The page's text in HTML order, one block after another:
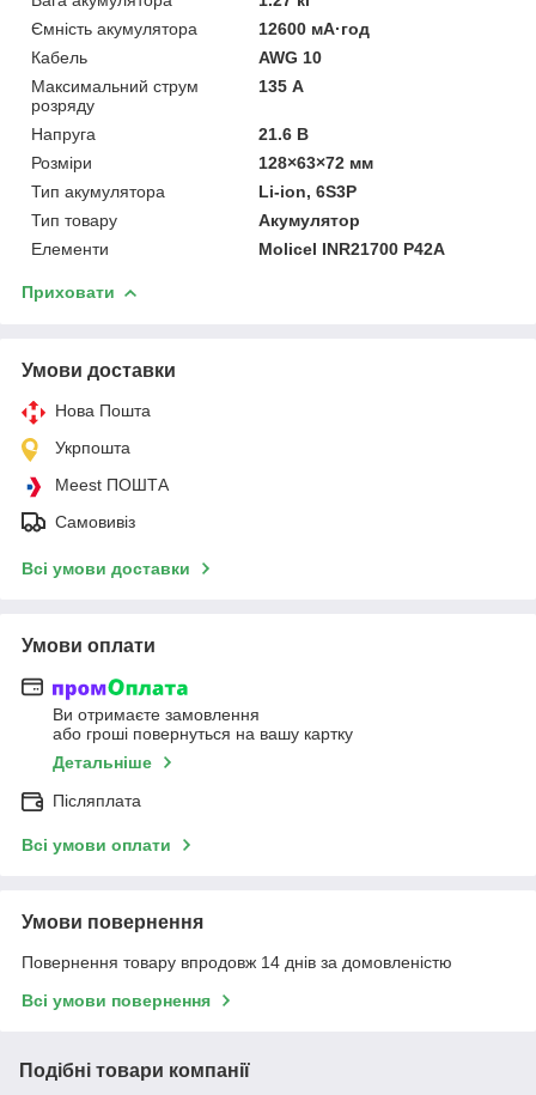
Ємність акумулятора
12600 мА·год
Кабель
AWG 10
Максимальний струм
розряду
135 А
Напруга
21.6 В
Розміри
128×63×72 мм
Тип акумулятора
Li-ion, 6S3P
Тип товару
Акумулятор
Елементи
Molicel INR21700 P42A
Приховати
Умови доставки
Нова Пошта
Укрпошта
Meest ПОШТА
Самовивіз
Всі умови доставки
Умови оплати
Ви отримаєте замовлення
або гроші повернуться на вашу картку
Детальніше
Післяплата
Всі умови оплати
Умови повернення
Повернення товару впродовж 14 днів за домовленістю
Всі умови повернення
Подібні товари компанії